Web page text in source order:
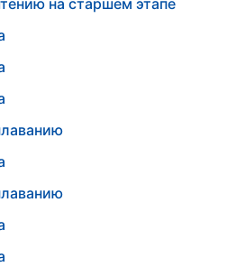
на старшем этапе